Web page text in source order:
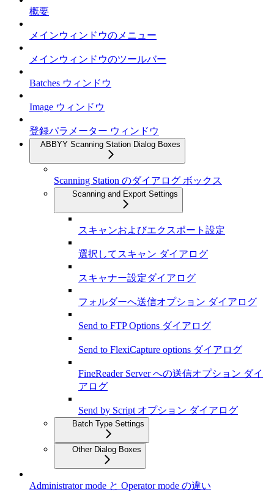
概要
メインウィンドウのメニュー
メインウィンドウのツールバー
Batches ウィンドウ
Image ウィンドウ
登録パラメーター ウィンドウ
ABBYY Scanning Station Dialog Boxes
Scanning Station のダイアログ ボックス
Scanning and Export Settings
スキャンおよびエクスポート設定
選択してスキャン ダイアログ
スキャナー設定ダイアログ
フォルダーへ送信オプション ダイアログ
Send to FTP Options ダイアログ
Send to FlexiCapture options ダイアログ
FineReader Server への送信オプション ダイ
アログ
Send by Script オプション ダイアログ
Batch Type Settings
Other Dialog Boxes
Administrator mode と Operator mode の違い